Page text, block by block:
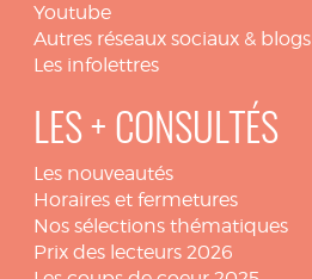
Youtube
Autres réseaux sociaux & blogs
Les infolettres
LES + CONSULTÉS
Les nouveautés
Horaires et fermetures
Nos sélections thématiques
Prix des lecteurs 2026